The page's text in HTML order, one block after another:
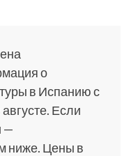
о
в Испанию с
Если
—
ниже. Цены в